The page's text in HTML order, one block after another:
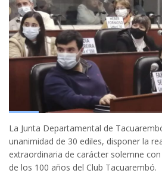
La Junta Departamental de
unanimidad de 30 ediles, disponer la
extraordinaria de carácter solemne
de los 100 años del Club Tacuarembó.